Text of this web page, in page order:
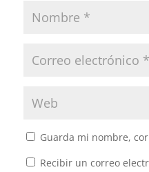
Guarda mi nombre,
Recibir un correo